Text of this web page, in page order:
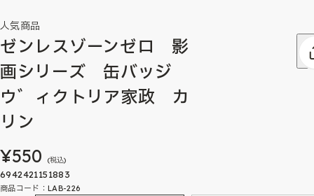
人気商品
ゼンレスゾーンゼロ 影
画シリーズ 缶バッジ
ウ゛ィクトリア家政 カ
リン
¥550 (税込)
6942421151883
商品コード：LAB-226